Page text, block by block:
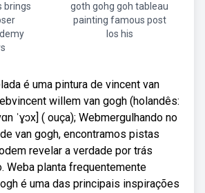
brings
goth gohg goh tableau
painting famous post
los his
é uma pintura de vincent van
willem van gogh (holandês:
ˈɣɔx] ( ouça); Webmergulhando no
van gogh, encontramos pistas
revelar a verdade por trás
Weba planta frequentemente
é uma das principais inspirações